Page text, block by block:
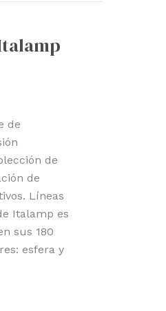
de
de
de
Líneas
Italamp es
sus 180
esfera y